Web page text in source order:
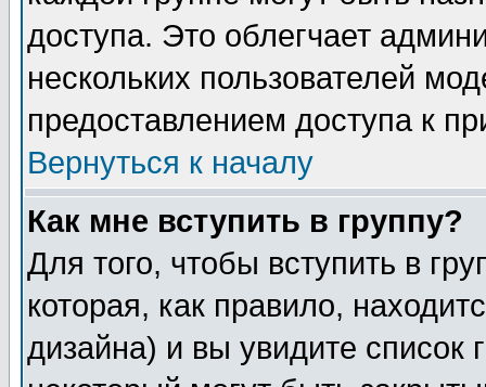
доступа. Это облегчает
нескольких пользователей
предоставлением доступа к
Вернуться к началу
Как мне вступить в группу?
Для того, чтобы вступить в
которая, как правило,
дизайна) и вы увидите список